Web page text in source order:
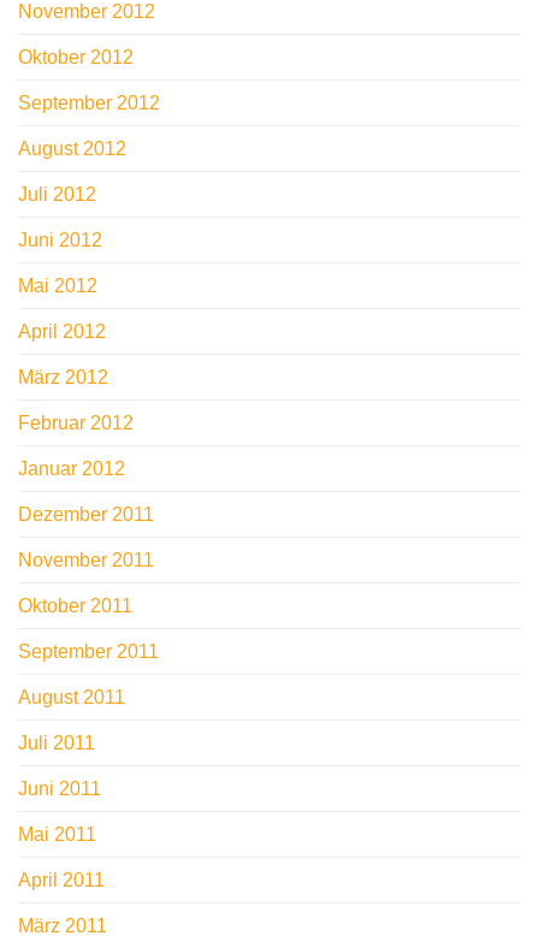
November 2012
Oktober 2012
September 2012
August 2012
Juli 2012
Juni 2012
Mai 2012
April 2012
März 2012
Februar 2012
Januar 2012
Dezember 2011
November 2011
Oktober 2011
September 2011
August 2011
Juli 2011
Juni 2011
Mai 2011
April 2011
März 2011